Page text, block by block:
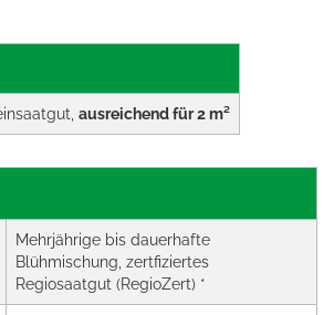
ausreichend für 2 m²
Mehrjährige bis dauerhafte
Blühmischung, zertfiziertes
Regiosaatgut (RegioZert) *